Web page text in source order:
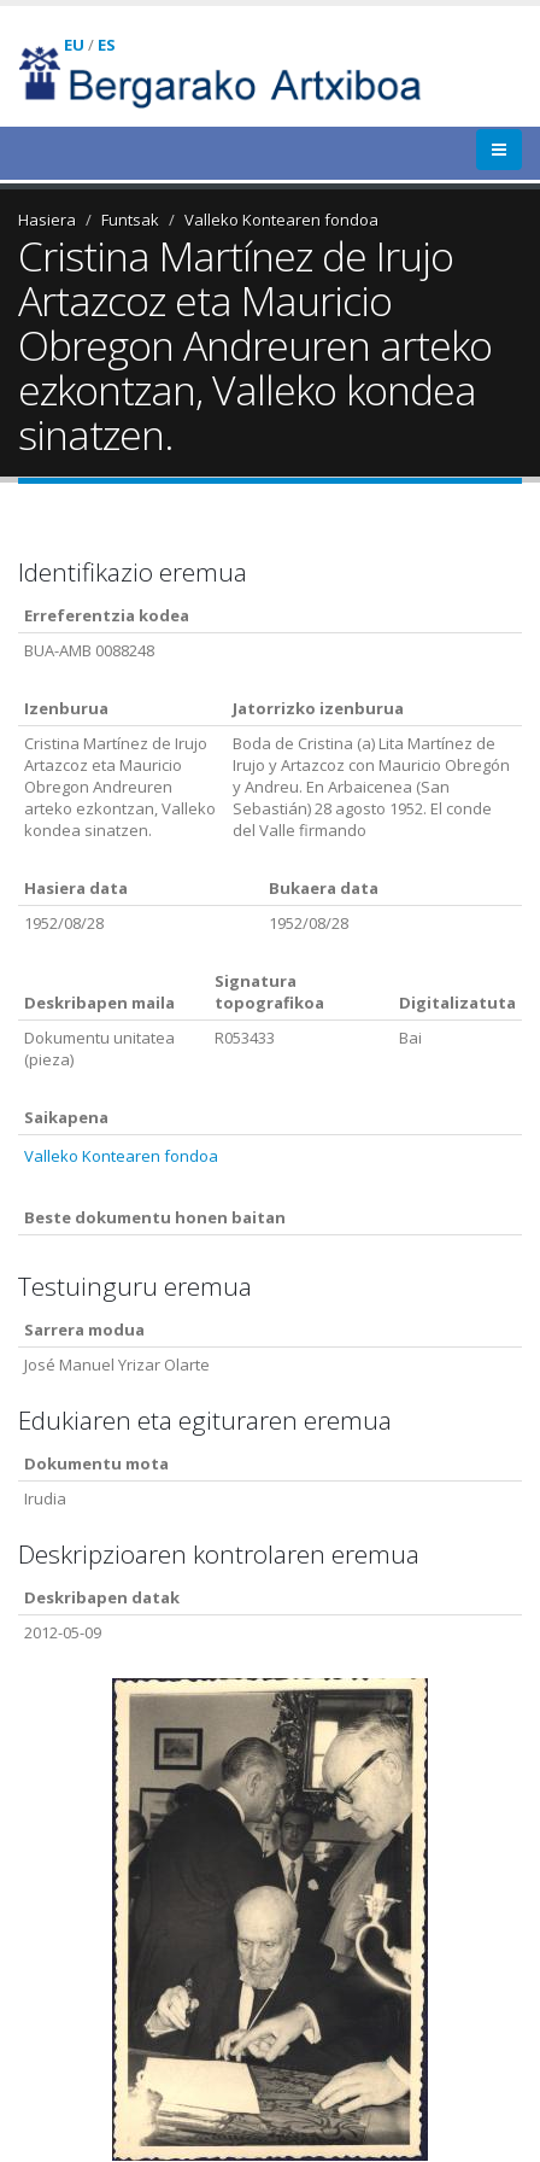
EU / ES
Hasiera Funtsak Valleko Kontearen fondoa
Cristina Martínez de Irujo
Artazcoz eta Mauricio
Obregon Andreuren arteko
ezkontzan, Valleko kondea
sinatzen.
Identifikazio eremua
Erreferentzia kodea
BUA-AMB 0088248
Izenburua
Jatorrizko izenburua
Cristina Martínez de Irujo
Artazcoz eta Mauricio
Obregon Andreuren
arteko ezkontzan, Valleko
kondea sinatzen.
Boda de Cristina (a) Lita Martínez de
Irujo y Artazcoz con Mauricio Obregón
y Andreu. En Arbaicenea (San
Sebastián) 28 agosto 1952. El conde
del Valle firmando
Hasiera data
Bukaera data
1952/08/28
1952/08/28
Deskribapen maila
Signatura
topografikoa
Digitalizatuta
Dokumentu unitatea
(pieza)
R053433 Bai
Saikapena
Valleko Kontearen fondoa
Beste dokumentu honen baitan
Testuinguru eremua
Sarrera modua
José Manuel Yrizar Olarte
Edukiaren eta egituraren eremua
Dokumentu mota
Irudia
Deskripzioaren kontrolaren eremua
Deskribapen datak
2012-05-09